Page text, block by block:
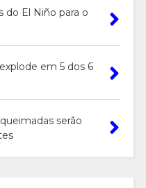
do El Niño para o
em 5 dos 6
serão